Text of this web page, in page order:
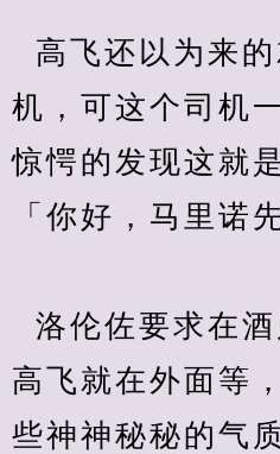
机，可这个司机
惊愕的发现这就
「你好，马里诺
高飞就在外面等
些神神秘秘的气